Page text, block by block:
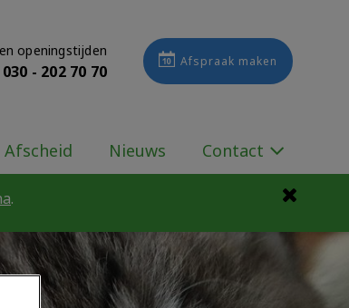
openingstijden
030 - 202 70 70 Afspraak maken
Afscheid Nieuws Contact
.